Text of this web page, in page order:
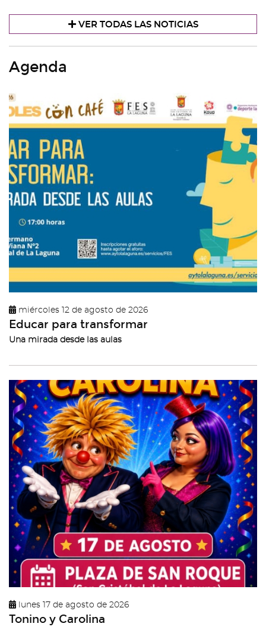
VER TODAS LAS NOTICIAS
Agenda
miércoles 12 de agosto de 2026
Educar para transformar
Una mirada desde las aulas
lunes 17 de agosto de 2026
Tonino y Carolina